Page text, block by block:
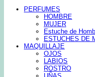
PERFUMES
HOMBRE
MUJER
Estuche de
ESTUCHES DE
MAQUILLAJE
OJOS
LABIOS
ROSTRO